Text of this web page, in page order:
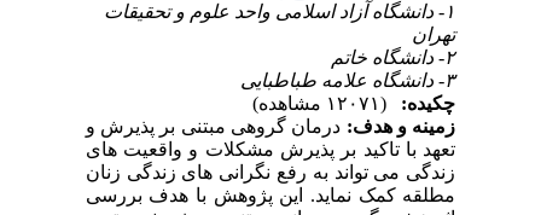
۱- دانشگاه آزاد اسلامی واحد علوم و تحقیقات
تهران
۲- دانشگاه خاتم
۳- دانشگاه علامه طباطبایی
چکیده:
(۱۲۰۷۱ مشاهده)
زمینه و هدف: درمان گروهی مبتنی بر پذیرش و
تعهد با تاکید بر پذیرش مشکلات و واقعیت های
زندگی می تواند به رفع نگرانی های زندگی زنان
مطلقه کمک نماید. این پژوهش با هدف بررسی